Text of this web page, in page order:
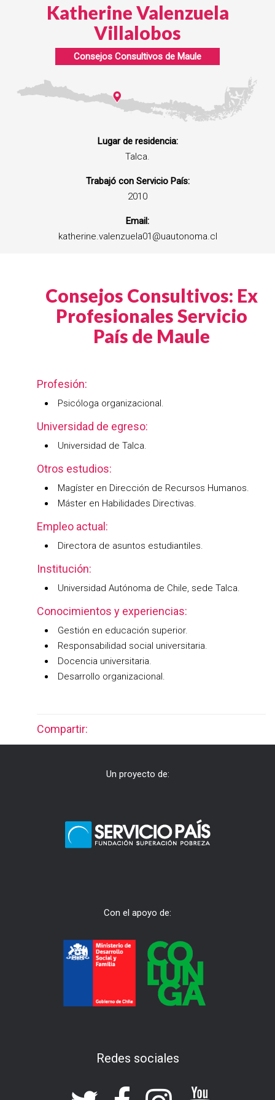
Katherine Valenzuela
Villalobos
Consejos Consultivos de Maule
Lugar de residencia:
Talca.
Trabajó con Servicio País:
2010
Email:
katherine.valenzuela01@uautonoma.cl
Consejos Consultivos: Ex
Profesionales Servicio
País de Maule
Profesión:
Psicóloga organizacional.
Universidad de egreso:
Universidad de Talca.
Otros estudios:
Magíster en Dirección de Recursos Humanos.
Máster en Habilidades Directivas.
Empleo actual:
Directora de asuntos estudiantiles.
Institución:
Universidad Autónoma de Chile, sede Talca.
Conocimientos y experiencias:
Gestión en educación superior.
Responsabilidad social universitaria.
Docencia universitaria.
Desarrollo organizacional.
Compartir:
Un proyecto de:
Con el apoyo de:
Redes sociales